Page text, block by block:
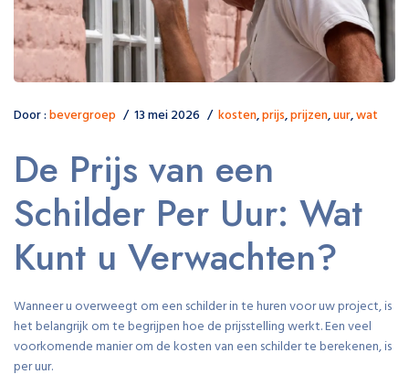
Door :bevergroep 13 mei 2026 kosten,prijs,prijzen,uur,wat
De Prijs van een
Schilder Per Uur: Wat
Kunt u Verwachten?
Wanneer u overweegt om een schilder in te huren voor uw project, is
het belangrijk om te begrijpen hoe de prijsstelling werkt. Een veel
voorkomende manier om de kosten van een schilder te berekenen, is
per uur.